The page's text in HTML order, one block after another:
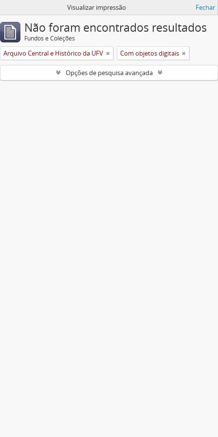
Visualizar impressão Fechar
Não foram encontrados resultados
Fundos e Coleções
Arquivo Central e Histórico da UFV Com objetos digitais
Opções de pesquisa avançada